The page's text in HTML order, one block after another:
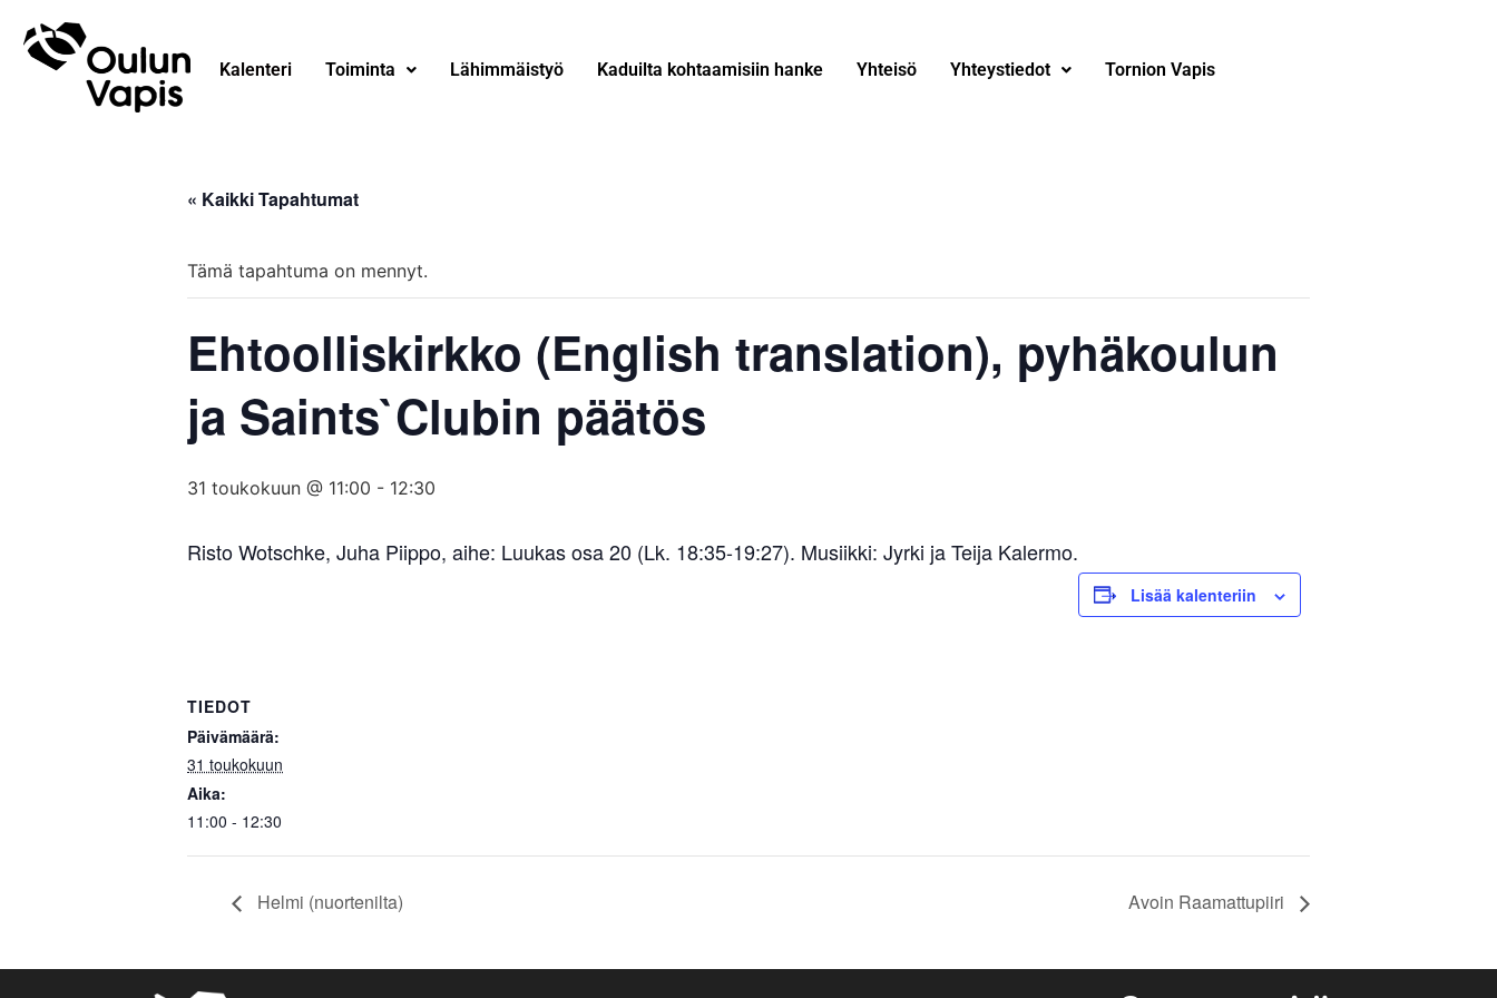
Kalenteri Toiminta Lähimmäistyö Kaduilta kohtaamisiin hanke Yhteisö Yhteystiedot Tornion Vapis
« Kaikki Tapahtumat
Tämä tapahtuma on mennyt.
Ehtoolliskirkko (English translation), pyhäkoulun
ja Saints`Clubin päätös
31 toukokuun @ 11:00 - 12:30
Risto Wotschke, Juha Piippo, aihe: Luukas osa 20 (Lk. 18:35-19:27). Musiikki: Jyrki ja Teija Kalermo.
Lisää kalenteriin
TIEDOT
Päivämäärä:
31 toukokuun
Aika:
11:00 - 12:30
Helmi (nuortenilta) Avoin Raamattupiiri